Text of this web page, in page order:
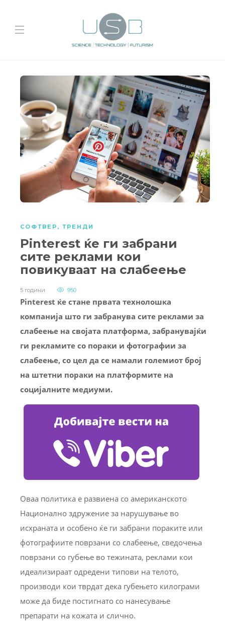
СОФТВЕР , ТРЕНДИ
Pinterest ќе ги забрани
сите реклами кои
повикуваат на слабеење
5 години 950
Pinterest ќе стане првата технолошка
компанија што ги забранува сите реклами за
слабеење на својата платформа, забранувајќи
ги рекламите со пораки и фотографии за
слабеење, со цел да се намали големиот број
на штетни пораки на платформите на
социјалните медиуми.
Оваа политика е развиена со американското
Национално здружение за нарушување во
исхраната и особено ќе ги забрани пораките или
фотографиите поврзани со слабеење, сведочења
поврзани со губење во тежината, реклами кои
идеализираат одредени типови на телото,
производи кои тврдат дека губењето килограми
може да биде постигнато со нанесување
препарати на кожата и слично.